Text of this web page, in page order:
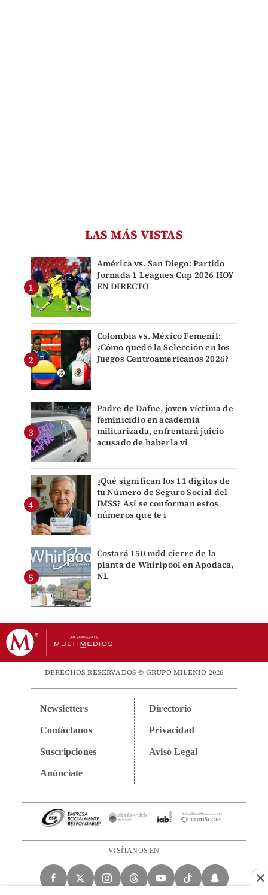
LAS MÁS VISTAS
América vs. San Diego: Partido
Jornada 1 Leagues Cup 2026 HOY
EN DIRECTO
Colombia vs. México Femenil:
¿Cómo quedó la Selección en los
Juegos Centroamericanos 2026?
Padre de Dafne, joven víctima de
feminicidio en academia
militarizada, enfrentará juicio
acusado de haberla vi
¿Qué significan los 11 dígitos de
tu Número de Seguro Social del
IMSS? Así se conforman estos
números que te i
Costará 150 mdd cierre de la
planta de Whirlpool en Apodaca,
NL
DERECHOS RESERVADOS © GRUPO MILENIO 2026
Newsletters
Contáctanos
Suscripciones
Anúnciate
Directorio
Privacidad
Aviso Legal
VISÍTANOS EN